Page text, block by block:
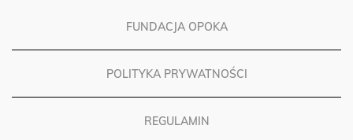
FUNDACJA OPOKA
POLITYKA PRYWATNOŚCI
REGULAMIN